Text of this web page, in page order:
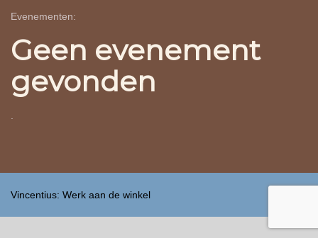
Evenementen:
Geen evenement
gevonden
Vincentius: Werk aan de winkel